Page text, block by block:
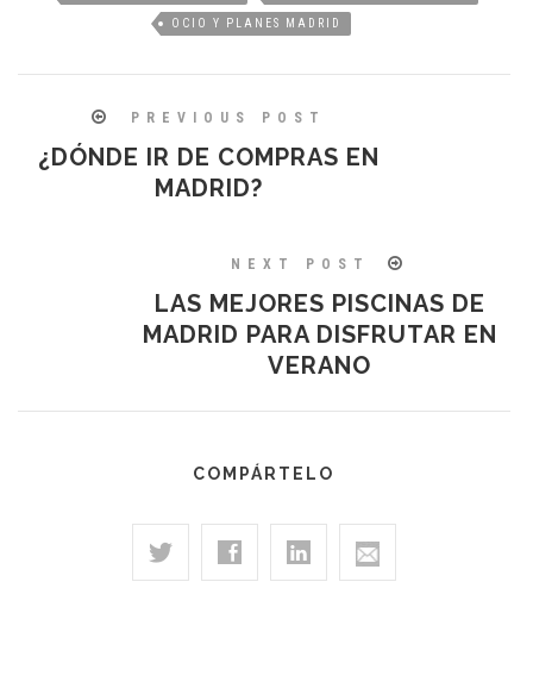
OCIO Y PLANES MADRID
PREVIOUS POST
¿DÓNDE IR DE COMPRAS EN
MADRID?
NEXT POST
LAS MEJORES PISCINAS DE
MADRID PARA DISFRUTAR EN
VERANO
COMPÁRTELO